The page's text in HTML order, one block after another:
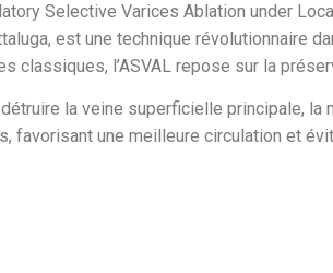
Selective Varices Ablation under
est une technique révolutionnaire
classiques, l’ASVAL repose sur la
la veine superficielle principale, la
favorisant une meilleure circulation et